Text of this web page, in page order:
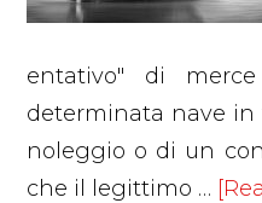
entativo" di
determinata nave in
noleggio o di un
che il legittimo …